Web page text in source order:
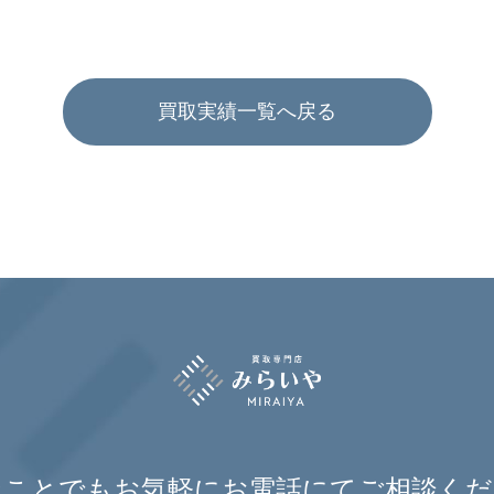
買取実績一覧へ戻る